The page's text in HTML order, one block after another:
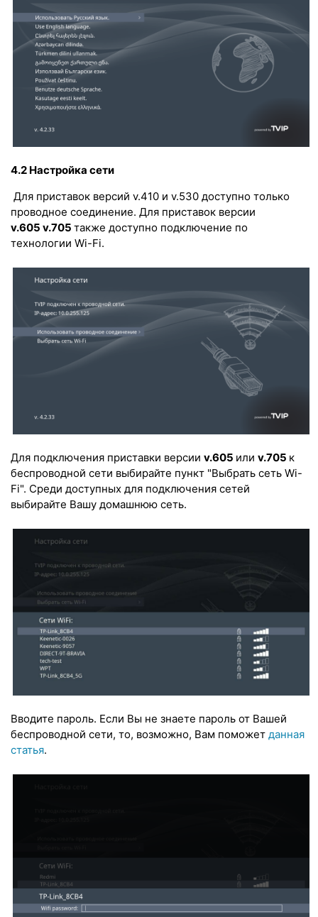
4.2 Настройка сети
Для приставок версий v.410 и v.530 доступно только
проводное соединение. Для приставок версии
v.605 v.705 также доступно подключение по
технологии Wi-Fi.
Для подключения приставки версии v.605 или v.705 к
беспроводной сети выбирайте пункт "Выбрать сеть Wi-
Fi". Среди доступных для подключения сетей
выбирайте Вашу домашнюю сеть.
Вводите пароль. Если Вы не знаете пароль от Вашей
беспроводной сети, то, возможно, Вам поможет данная
статья.